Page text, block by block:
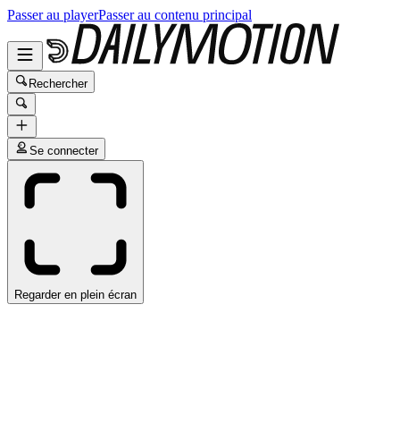
Passer au playerPasser au contenu principal
Rechercher
Se connecter
Regarder en plein écran